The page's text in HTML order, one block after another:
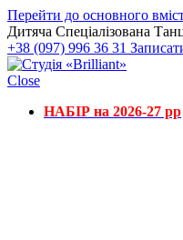
Перейти до основного
Дитяча Спеціалізована
+38 (097) 996 36 31
Close
НАБІР на 2026-27 рр